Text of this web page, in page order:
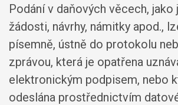
Podání v daňových věcech, jako
žádosti, návrhy, námitky apod.,
písemně, ústně do protokolu
zprávou, která je opatřena
elektronickým podpisem, nebo
odeslána prostřednictvím